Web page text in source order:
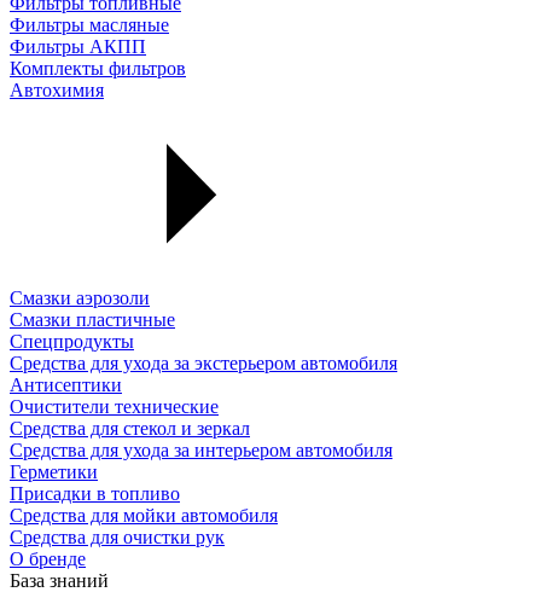
Фильтры масляные
Фильтры АКПП
Комплекты фильтров
Автохимия
Смазки аэрозоли
Смазки пластичные
Спецпродукты
Средства для ухода за экстерьером автомобиля
Антисептики
Очистители технические
Средства для стекол и зеркал
Средства для ухода за интерьером автомобиля
Герметики
Присадки в топливо
Средства для мойки автомобиля
Средства для очистки рук
О бренде
База знаний